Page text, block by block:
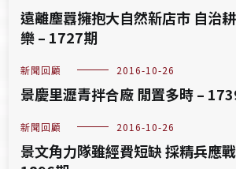
遠離塵囂擁抱大自然新店市 自治
樂 – 1727期
新聞回顧 2016-10-26
景慶里瀝青拌合廠 閒置多時 –
新聞回顧 2016-10-26
景文角力隊雖經費短缺 採精兵應